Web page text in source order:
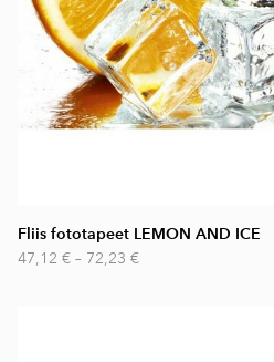
Fliis fototapeet LEMON AND ICE
47,12 € – 72,23 €